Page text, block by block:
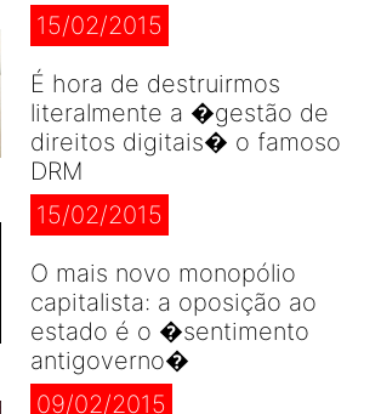
15/02/2015
É hora de destruirmos
literalmente a �gestão de
direitos digitais� o famoso
DRM
15/02/2015
O mais novo monopólio
capitalista: a oposição ao
estado é o �sentimento
antigoverno�
09/02/2015